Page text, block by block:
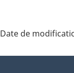
Date de